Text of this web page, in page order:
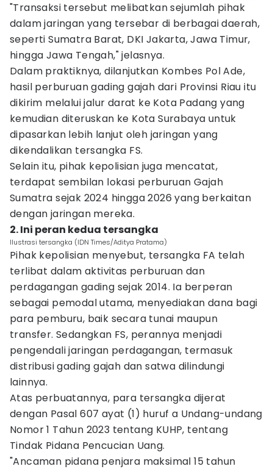
"Transaksi tersebut melibatkan sejumlah pihak
dalam jaringan yang tersebar di berbagai daerah,
seperti Sumatra Barat, DKI Jakarta, Jawa Timur,
hingga Jawa Tengah," jelasnya.
Dalam praktiknya, dilanjutkan Kombes Pol Ade,
hasil perburuan gading gajah dari Provinsi Riau itu
dikirim melalui jalur darat ke Kota Padang yang
kemudian diteruskan ke Kota Surabaya untuk
dipasarkan lebih lanjut oleh jaringan yang
dikendalikan tersangka FS.
Selain itu, pihak kepolisian juga mencatat,
terdapat sembilan lokasi perburuan Gajah
Sumatra sejak 2024 hingga 2026 yang berkaitan
dengan jaringan mereka.
2. Ini peran kedua tersangka
Ilustrasi tersangka (IDN Times/Aditya Pratama)
Pihak kepolisian menyebut, tersangka FA telah
terlibat dalam aktivitas perburuan dan
perdagangan gading sejak 2014. Ia berperan
sebagai pemodal utama, menyediakan dana bagi
para pemburu, baik secara tunai maupun
transfer. Sedangkan FS, perannya menjadi
pengendali jaringan perdagangan, termasuk
distribusi gading gajah dan satwa dilindungi
lainnya.
Atas perbuatannya, para tersangka dijerat
dengan Pasal 607 ayat (1) huruf a Undang-undang
Nomor 1 Tahun 2023 tentang KUHP, tentang
Tindak Pidana Pencucian Uang.
"Ancaman pidana penjara maksimal 15 tahun